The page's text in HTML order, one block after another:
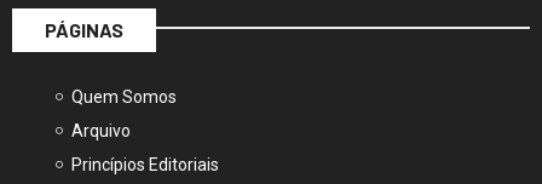
PÁGINAS
Quem Somos
Arquivo
Princípios Editoriais